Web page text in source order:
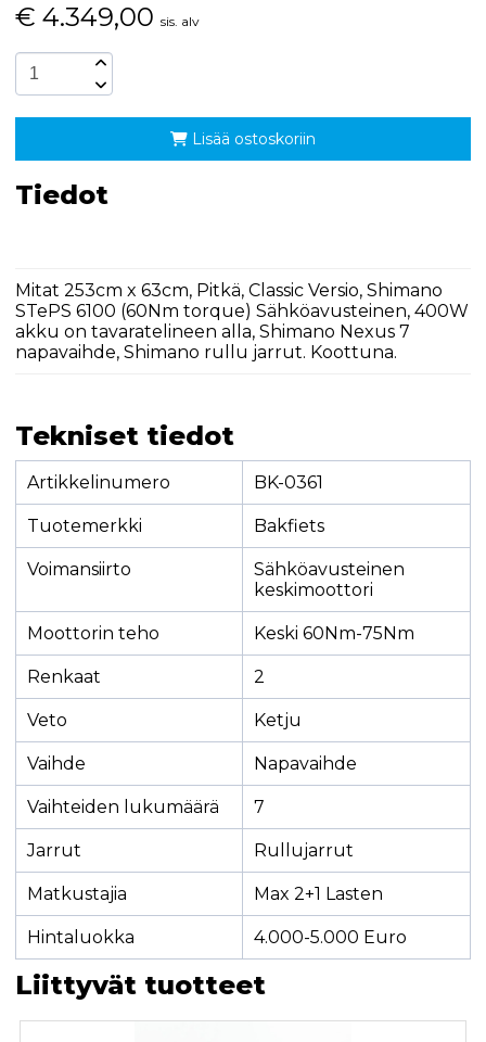
€ 4.349,00 sis. alv
Lisää ostoskoriin
Tiedot
Mitat 253cm x 63cm, Pitkä, Classic Versio, Shimano
STePS 6100 (60Nm torque) Sähköavusteinen, 400W
akku on tavaratelineen alla, Shimano Nexus 7
napavaihde, Shimano rullu jarrut. Koottuna.
Tekniset tiedot
Artikkelinumero BK-0361
Tuotemerkki Bakfiets
Voimansiirto
Sähköavusteinen
keskimoottori
Moottorin teho Keski 60Nm-75Nm
Renkaat 2
Veto Ketju
Vaihde Napavaihde
Vaihteiden lukumäärä 7
Jarrut Rullujarrut
Matkustajia Max 2+1 Lasten
Hintaluokka 4.000-5.000 Euro
Liittyvät tuotteet